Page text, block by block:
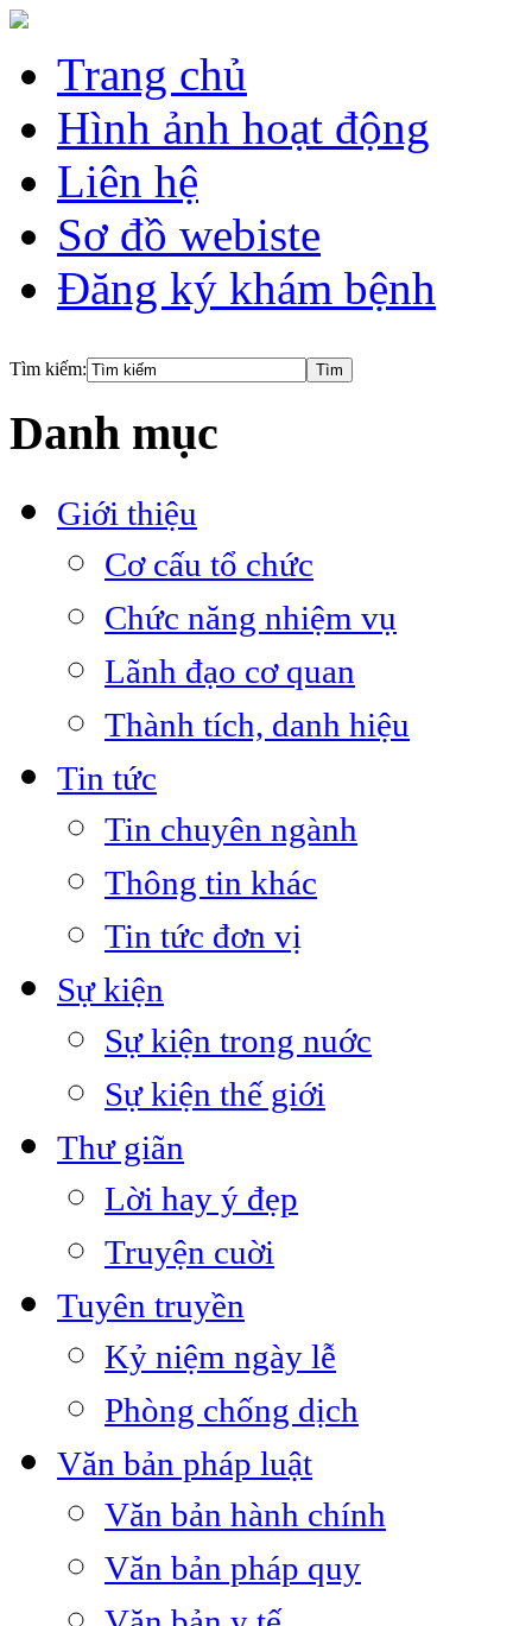
Trang chủ
Hình ảnh hoạt động
Liên hệ
Sơ đồ webiste
Đăng ký khám bệnh
Tìm kiếm:
Danh mục
Giới thiệu
Cơ cấu tổ chức
Chức năng nhiệm vụ
Lãnh đạo cơ quan
Thành tích, danh hiệu
Tin tức
Tin chuyên ngành
Thông tin khác
Tin tức đơn vị
Sự kiện
Sự kiện trong nuớc
Sự kiện thế giới
Thư giãn
Lời hay ý đẹp
Truyện cuời
Tuyên truyền
Kỷ niệm ngày lễ
Phòng chống dịch
Văn bản pháp luật
Văn bản hành chính
Văn bản pháp quy